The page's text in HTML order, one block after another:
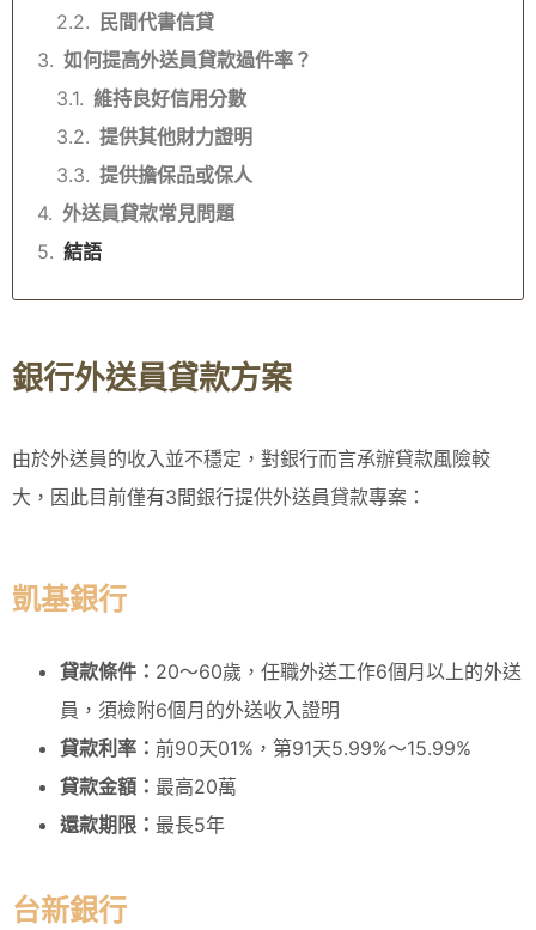
民間代書信貸
如何提高外送員貸款過件率？
維持良好信用分數
提供其他財力證明
提供擔保品或保人
外送員貸款常見問題
結語
銀行外送員貸款方案
由於外送員的收入並不穩定，對銀行而言承辦貸款風險較
大，因此目前僅有3間銀行提供外送員貸款專案：
凱基銀行
貸款條件： 20～60歲，任職外送工作6個月以上的外送
員，須檢附6個月的外送收入證明
貸款利率： 前90天01%，第91天5.99%～15.99%
貸款金額： 最高20萬
還款期限： 最長5年
台新銀行